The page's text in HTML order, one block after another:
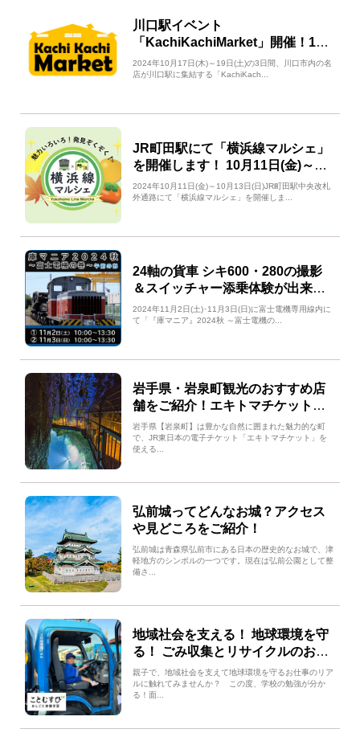
川口駅イベント
「KachiKachiMarket」開催！10
月17日(木)～19日(土)
2024年10月17日(木)～19日(土)の3日間、川口市内の名
店が川口駅に集結する「KachiKach...
JR町田駅にて「横浜線マルシェ」
を開催します！ 10月11日(金)～10
月13日(日)
2024年10月11日(金)～10月13日(日)JR町田駅中央改札
外通路にて「横浜線マルシェ」を開催しま...
24軸の貨車 シキ600・280の撮影
＆スイッチャー添乗体験が出来
る！「『庫マニア』2024秋」開
催！
2024年11月2日(土)･11月3日(日)に富士電機専用線内に
て「『庫マニア』2024秋 ～富士電機の...
岩手県・岩泉町観光のおすすめ店
舗をご紹介！エキトマチケットを
携えてお得に岩泉を満喫しよう!!
岩手県【岩泉町】は豊かな自然に囲まれた魅力的な町
で、JR東日本の電子チケット「エキトマチケット」を
使える...
弘前城ってどんなお城？アクセス
や見どころをご紹介！
弘前城は青森県弘前市にある日本の歴史的なお城で、津
軽地方のシンボルの一つです。現在は弘前公園として整
備さ...
地域社会を支える！ 地球環境を守
る！ ごみ収集とリサイクルのおし
ごと in 志木（志木市後援）
親子で、地域社会を支えて地球環境を守るお仕事のリア
ルに触れてみませんか？ この度、学校の勉強が分か
る！面...